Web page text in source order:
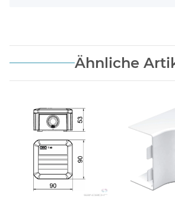
Ähnliche